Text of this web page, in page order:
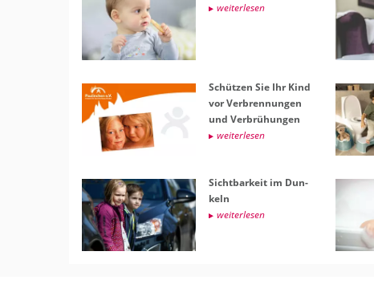
wei­ter­le­sen
Schüt­zen Sie Ihr Kind
vor Ver­bren­nun­gen
und Ver­brü­hun­gen
wei­ter­le­sen
Sicht­bar­keit im Dun­
keln
wei­ter­le­sen